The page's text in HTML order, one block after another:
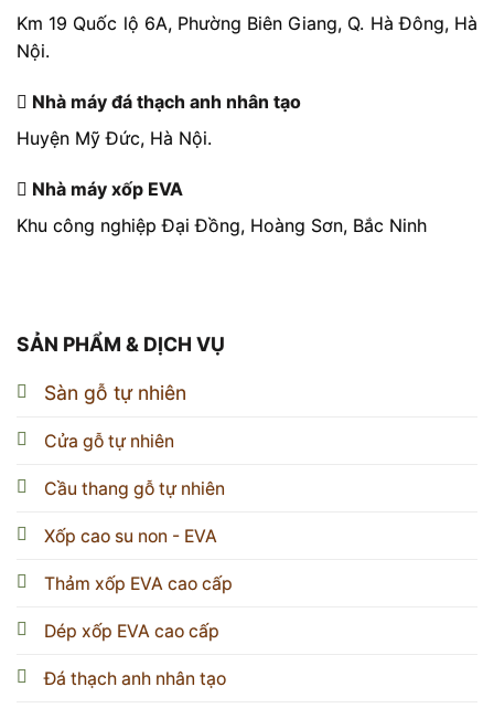
Km 19 Quốc lộ 6A, Phường Biên Giang, Q. Hà Đông, Hà
Nội.
Nhà máy đá thạch anh nhân tạo
Huyện Mỹ Đức, Hà Nội.
Nhà máy xốp EVA
Khu công nghiệp Đại Đồng, Hoàng Sơn, Bắc Ninh
SẢN PHẨM & DỊCH VỤ
Sàn gỗ tự nhiên
Cửa gỗ tự nhiên
Cầu thang gỗ tự nhiên
Xốp cao su non - EVA
Thảm xốp EVA cao cấp
Dép xốp EVA cao cấp
Đá thạch anh nhân tạo